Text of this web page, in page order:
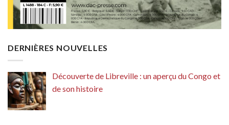
DERNIÈRES NOUVELLES
Découverte de Libreville : un aperçu du Congo et
de son histoire